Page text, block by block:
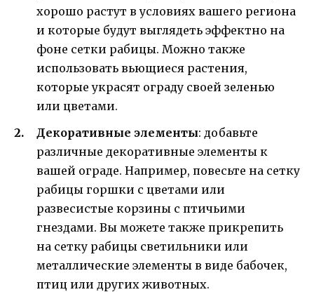
хорошо растут в условиях вашего региона
и которые будут выглядеть эффектно на
фоне сетки рабицы. Можно также
использовать вьющиеся растения,
которые украсят ограду своей зеленью
или цветами.
Декоративные элементы: добавьте
различные декоративные элементы к
вашей ограде. Например, повесьте на сетку
рабицы горшки с цветами или
развесистые корзины с птичьими
гнездами. Вы можете также прикрепить
на сетку рабицы светильники или
металлические элементы в виде бабочек,
птиц или других животных.